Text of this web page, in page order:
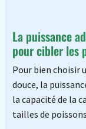
La puissance
pour cibler les
Pour bien choisir
douce, la
la capacité de la
tailles de